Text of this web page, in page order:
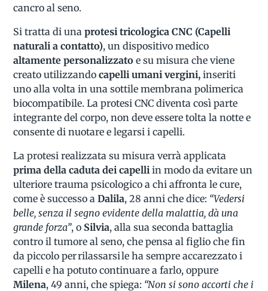
cancro al seno.
Si tratta di unaprotesi tricologica CNC (Capelli
naturali a contatto), un dispositivo medico
altamente personalizzato e su misura che viene
creato utilizzandocapelli umani vergini, inseriti
uno alla volta in una sottile membrana polimerica
biocompatibile. La protesi CNC diventa così parte
integrante del corpo, non deve essere tolta la notte e
consente di nuotare e legarsi i capelli.
La protesi realizzata su misura verrà applicata
prima della caduta dei capelli in modo da evitare un
ulteriore trauma psicologico a chi affronta le cure,
come è successo aDalila, 28 anni che dice: “Vedersi
belle, senza il segno evidente della malattia, dà una
grande forza”, o Silvia, alla sua seconda battaglia
contro il tumore al seno, che pensa al figlio che fin
da piccolo per rilassarsi le ha sempre accarezzato i
capelli e ha potuto continuare a farlo, oppure
Milena, 49 anni, che spiega: “Non si sono accorti che i